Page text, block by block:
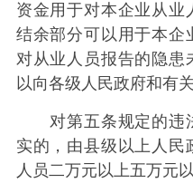
资金用于对本企业从业
结余部分可以用于本企
对从业人员报告的隐患
以向各级人民政府和有
对第五条规定的违
实的，由县级以上人民
人员二万元以上五万元